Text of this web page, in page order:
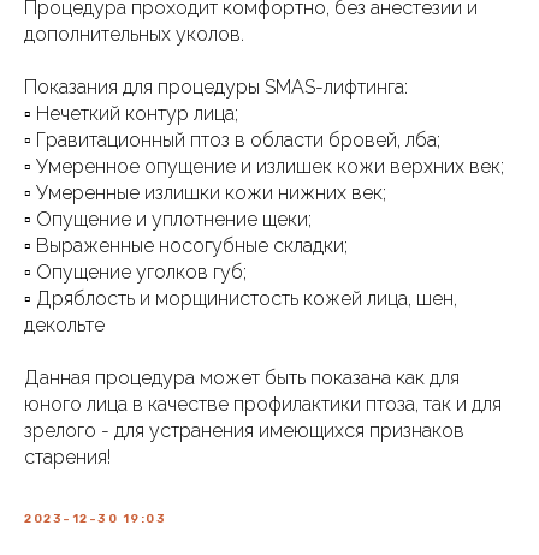
Процедура проходит комфортно, без анестезии и
дополнительных уколов.
Показания для процедуры SMAS-лифтинга:
▫️ Нечеткий контур лица;
▫️ Гравитационный птоз в области бровей, лба;
▫️ Умеренное опущение и излишек кожи верхних век;
▫️ Умеренные излишки кожи нижних век;
▫️ Опущение и уплотнение щеки;
▫️ Выраженные носогубные складки;
▫️ Опущение уголков губ;
▫️ Дряблость и морщинистость кожей лица, шен,
декольте
Данная процедура может быть показана как для
юного лица в качестве профилактики птоза, так и для
зрелого - для устранения имеющихся признаков
старения!
2023-12-30 19:03